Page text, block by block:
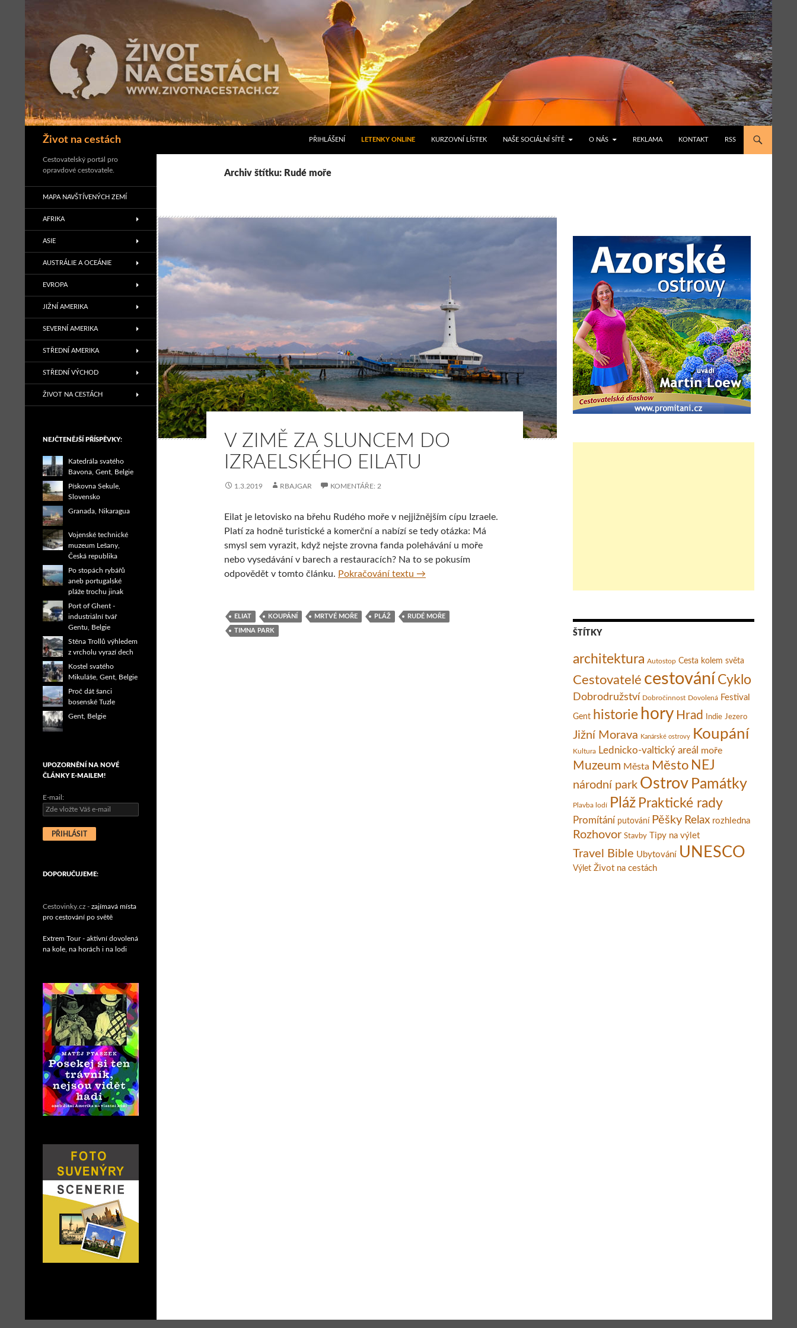
Život na cestách
Hledat
PŘIHLÁŠENÍ LETENKY ONLINE KURZOVNÍ LÍSTEK NAŠE SOCIÁLNÍ SÍTĚ O NÁS REKLAMA KONTAKT RSS
Archiv štítku: Rudé moře
V ZIMĚ ZA SLUNCEM DO
IZRAELSKÉHO EILATU
1.3.2019 RBAJGAR KOMENTÁŘE: 2
Eilat je letovisko na břehu Rudého moře v nejjižnějším cípu Izraele.
Platí za hodně turistické a komerční a nabízí se tedy otázka: Má
smysl sem vyrazit, když nejste zrovna fanda polehávání u moře
nebo vysedávání v barech a restauracích? Na to se pokusím
odpovědět v tomto článku. Pokračování textu V zimě za sluncem do izraelského Eilatu
→
ELIAT KOUPÁNÍ MRTVÉ MOŘE PLÁŽ RUDÉ MOŘE
TIMNA PARK ŠTÍTKY
architektura Autostop Cesta kolem světa
Cestovatelé cestování Cyklo
Dobrodružství Dobročinnost Dovolená Festival
Gent historie hory Hrad Indie Jezero
Jižní Morava Kanárské ostrovy Koupání
Kultura Lednicko-valtický areál moře
Muzeum Města Město NEJ
národní park Ostrov Památky
Plavba lodí Pláž Praktické rady
Promítání putování Pěšky Relax rozhledna
Rozhovor Stavby Tipy na výlet
Travel Bible Ubytování UNESCO
Výlet Život na cestách
Cestovatelský portál pro
opravdové cestovatele.
MAPA NAVŠTÍVENÝCH ZEMÍ
AFRIKA
ASIE
AUSTRÁLIE A OCEÁNIE
EVROPA
JIŽNÍ AMERIKA
SEVERNÍ AMERIKA
STŘEDNÍ AMERIKA
STŘEDNÍ VÝCHOD
ŽIVOT NA CESTÁCH
NEJČTENĚJŠÍ PŘÍSPĚVKY:
Katedrála svatého
Bavona, Gent, Belgie
Pískovna Sekule,
Slovensko
Granada, Nikaragua
Vojenské technické
muzeum Lešany,
Česká republika
Po stopách rybářů
aneb portugalské
pláže trochu jinak
Port of Ghent -
industriální tvář
Gentu, Belgie
Stěna Trollů výhledem
z vrcholu vyrazí dech
Kostel svatého
Mikuláše, Gent, Belgie
Proč dát šanci
bosenské Tuzle
Gent, Belgie
UPOZORNĚNÍ NA NOVÉ
ČLÁNKY E-MAILEM!
E-mail:
DOPORUČUJEME:
Cestovinky.cz - zajímavá místa
pro cestování po světě
Extrem Tour - aktivní dovolená
na kole, na horách i na lodi